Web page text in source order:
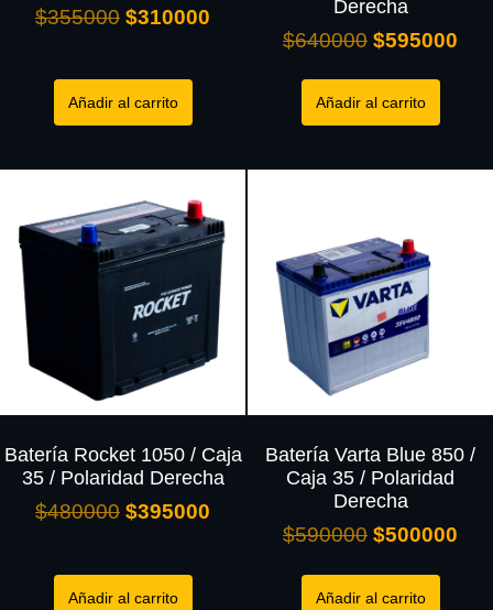
$355000 $310000
Añadir al carrito
Derecha
$640000 $595000
Añadir al carrito
Batería Rocket 1050 / Caja
35 / Polaridad Derecha
$480000 $395000
Añadir al carrito
Batería Varta Blue 850 /
Caja 35 / Polaridad
Derecha
$590000 $500000
Añadir al carrito